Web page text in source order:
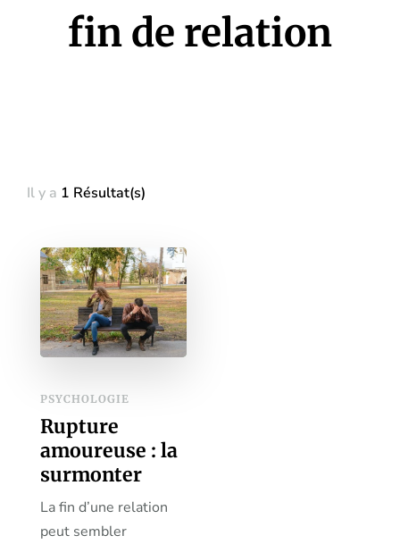
fin de relation
Il y a 1 Résultat(s)
PSYCHOLOGIE
Rupture
amoureuse : la
surmonter
La fin d’une relation
peut sembler